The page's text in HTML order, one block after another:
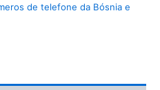
de telefone da Bósnia e